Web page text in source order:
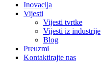
Inovacija
Vijesti
Vijesti tvrtke
Vijesti iz industrije
Blog
Preuzmi
Kontaktirajte nas